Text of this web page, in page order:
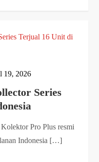
19, 2026
Series
Pro Plus resmi
Indonesia […]